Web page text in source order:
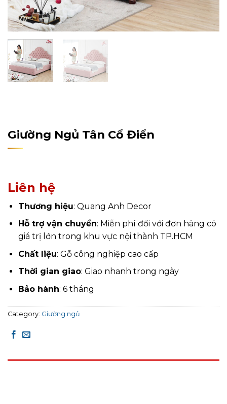
Giường Ngủ Tân Cổ Điển
Liên hệ
Thương hiệu: Quang Anh Decor
Hỗ trợ vận chuyển: Miễn phí đối với đơn hàng có
giá trị lớn trong khu vực nội thành TP.HCM
Chất liệu: Gỗ công nghiệp cao cấp
Thời gian giao: Giao nhanh trong ngày
Bảo hành: 6 tháng
Category: Giường ngủ